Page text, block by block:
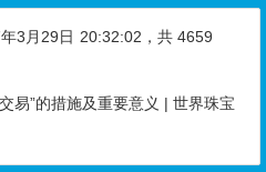
3月29日 20:32:02 ，共 4659
易”的措施及重要意义 | 世界珠宝